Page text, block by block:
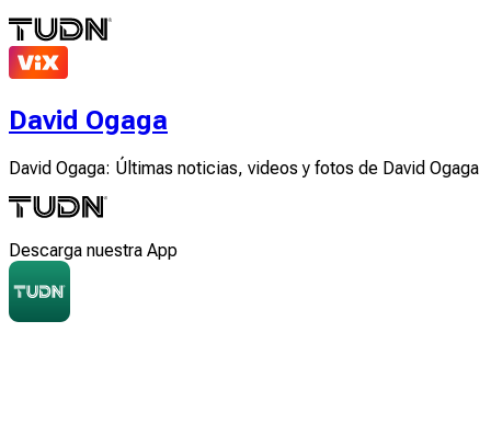
David Ogaga
David Ogaga: Últimas noticias, videos y fotos de David Ogaga
Descarga nuestra App